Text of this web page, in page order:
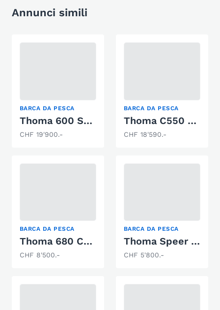
Annunci simili
BARCA DA PESCA
Thoma 600 Sportfisher Occasion
CHF 19'900.-
BARCA DA PESCA
Thoma C550 8Ps
CHF 18'590.-
BARCA DA PESCA
Thoma 680 Cabin
CHF 8'500.-
BARCA DA PESCA
Thoma Speer 555
CHF 5'800.-